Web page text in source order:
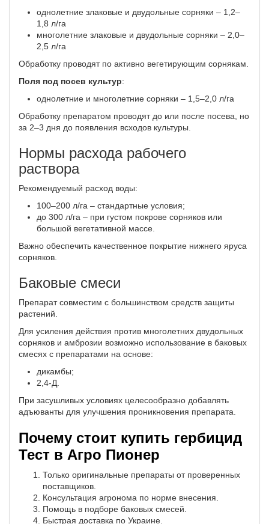
однолетние злаковые и двудольные сорняки – 1,2–
1,8 л/га
многолетние злаковые и двудольные сорняки – 2,0–
2,5 л/га
Обработку проводят по активно вегетирующим сорнякам.
Поля под посев культур:
однолетние и многолетние сорняки – 1,5–2,0 л/га
Обработку препаратом проводят до или после посева, но
за 2–3 дня до появления всходов культуры.
Нормы расхода рабочего
раствора
Рекомендуемый расход воды:
100–200 л/га – стандартные условия;
до 300 л/га – при густом покрове сорняков или
большой вегетативной массе.
Важно обеспечить качественное покрытие нижнего яруса
сорняков.
Баковые смеси
Препарат совместим с большинством средств защиты
растений.
Для усиления действия против многолетних двудольных
сорняков и амброзии возможно использование в баковых
смесях с препаратами на основе:
дикамбы;
2,4-Д.
При засушливых условиях целесообразно добавлять
адъюванты для улучшения проникновения препарата.
Почему стоит купить гербицид
Тест в Агро Пионер
Только оригинальные препараты от проверенных
поставщиков.
Консультация агронома по норме внесения.
Помощь в подборе баковых смесей.
Быстрая доставка по Украине.